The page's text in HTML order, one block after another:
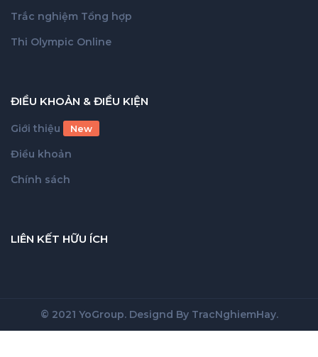
Trắc nghiệm Tổng hợp
Thi Olympic Online
ĐIỀU KHOẢN & ĐIỀU KIỆN
Giới thiệu New
Điều khoản
Chính sách
LIÊN KẾT HỮU ÍCH
© 2021 YoGroup. Designd By TracNghiemHay.